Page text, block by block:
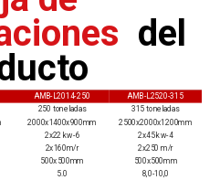
del
AMB-L2014-250 AMB-L2520-315
250 toneladas
315 toneladas
2000x1400x900mm 2500x2000x1200mm
2x22 kw-6 2x45 kw-4
2x160m/r
2x250 m/r
500x500mm 500x500mm
5.0 8,0-10,0